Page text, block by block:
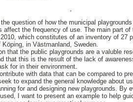
question of how the municipal
affect the frequency of use. The main part
which constitutes of an inventory of 27
in Västmanland, Sweden.
that the public playgrounds are a valuble
that this is the result of the lack of
for in their environment.
with data that can be compared to
to expand the general knowledge about
for and designing new playgrounds. By
I want to present an example to help